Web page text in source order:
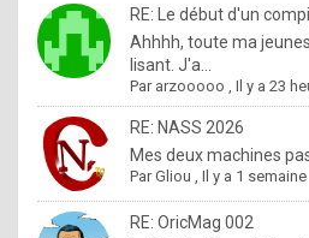
m
a
d
b
y
RE: Le début d'un
Ahhhh, toute ma
lisant. J'a...
Par arzooooo ,Il y a 23
RE: NASS 2026
Mes deux machines
ParGliou ,Il y a 1 semaine
RE: OricMag 002